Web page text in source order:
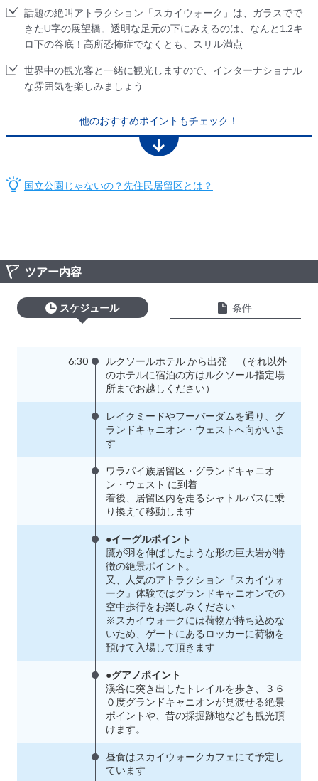
話題の絶叫アトラクション「スカイウォーク」は、ガラスでで
きたU字の展望橋。透明な足元の下にみえるのは、なんと1.2キ
ロ下の谷底！高所恐怖症でなくとも、スリル満点
世界中の観光客と一緒に観光しますので、インターナショナル
な雰囲気を楽しみましょう
他のおすすめポイントもチェック！
国立公園じゃないの？先住民居留区とは？
ツアー内容
スケジュール 条件
6:30
ルクソールホテル から出発 （それ以外
のホテルに宿泊の方はルクソール指定場
所までお越しください）
レイクミードやフーバーダムを通り、グ
ランドキャニオン・ウェストへ向かいま
す
ワラパイ族居留区・グランドキャニオ
ン・ウェスト に到着
着後、居留区内を走るシャトルバスに乗
り換えて移動します
●イーグルポイント
鷹が羽を伸ばしたような形の巨大岩が特
徴の絶景ポイント。
又、人気のアトラクション『スカイウォ
ーク』体験ではグランドキャニオンでの
空中歩行をお楽しみください
※スカイウォークには荷物が持ち込めな
いため、ゲートにあるロッカーに荷物を
預けて入場して頂きます
●グアノポイント
渓谷に突き出したトレイルを歩き、３６
０度グランドキャニオンが見渡せる絶景
ポイントや、昔の採掘跡地なども観光頂
けます。
昼食はスカイウォークカフェにて予定し
ています